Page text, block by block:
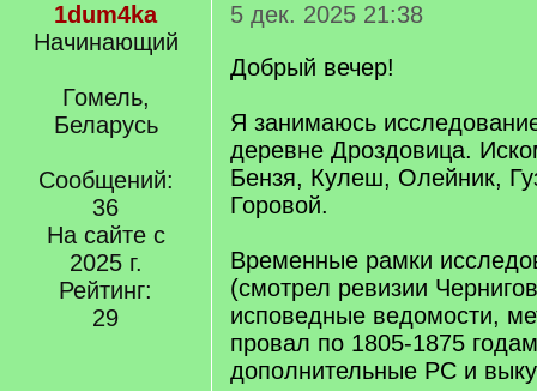
1dum4ka
Начинающий
Гомель,
Беларусь
Сообщений:
36
На сайте с
2025 г.
Рейтинг:
29
5 дек. 2025 21:38
Добрый вечер!
Я занимаюсь
деревне Дроздовица.
Бензя, Кулеш, Олейник,
Горовой.
Временные рамки
(смотрел ревизии
исповедные ведомости,
провал по 1805-1875
дополнительные РС и